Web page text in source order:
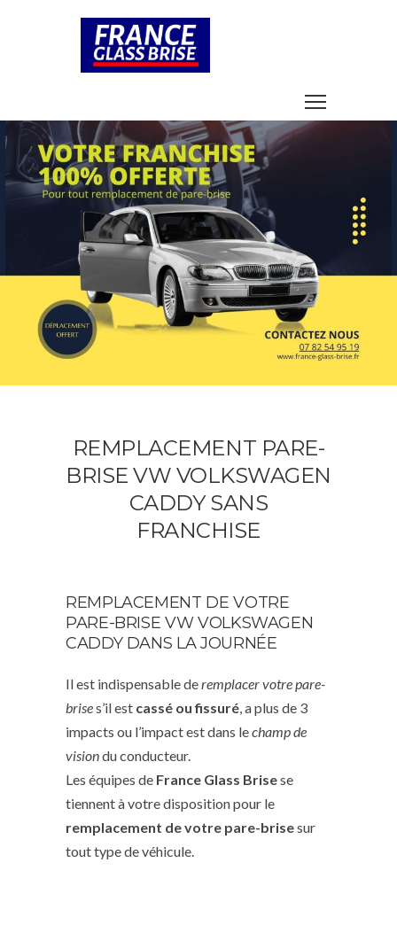
REMPLACEMENT PARE-
BRISE VW VOLKSWAGEN
CADDY SANS
FRANCHISE
REMPLACEMENT DE VOTRE
PARE-BRISE VW VOLKSWAGEN
CADDY DANS LA JOURNÉE
Il est indispensable deremplacer votre pare-
brises’il est cassé ou fissuré , a plus de 3
impacts ou l’impact est dans lechamp de
visiondu conducteur.
Les équipes de France Glass Brisese
tiennent à votre disposition pour le
remplacement de votre pare-brisesur
tout type de véhicule.